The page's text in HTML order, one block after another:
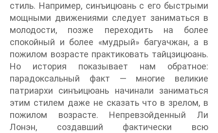
стиль. Например, синъицюань с его быстрыми
мощными движениями следует заниматься в
молодости, позже переходить на более
спокойный и более «мудрый» багуачжан, а в
пожилом возрасте практиковать тайцзицюань.
Но история показывает нам обратное:
парадоксальный факт — многие великие
патриархи синъицюань начинали заниматься
этим стилем даже не сказать что в зрелом, в
пожилом возрасте. Непревзойденный Ли
Лонэн, создавший фактически всю